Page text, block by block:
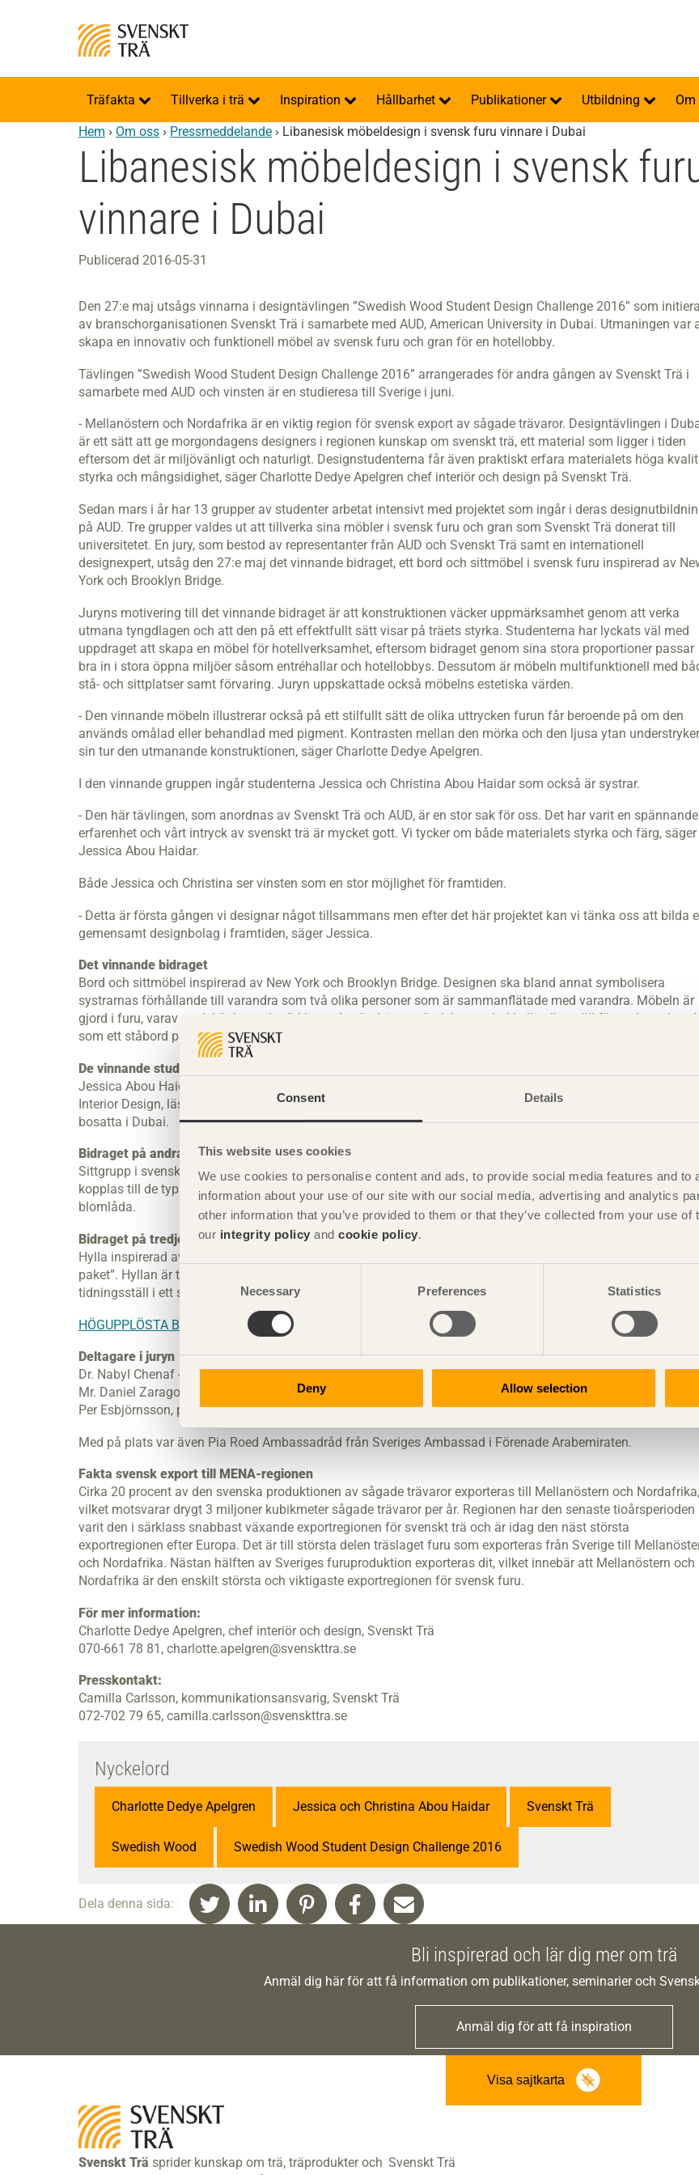
Consent Details
This website uses cookies
We use cookies to personalise content and ads, to provide social media features and to
information about your use of our site with our social media, advertising and analytics
other information that you’ve provided to them or that they’ve collected from your use
our integrity policy and cookie policy.
Consent
Selection
Necessary Preferences Statistics
Deny Allow selection
Träfakta Tillverka i trä Inspiration Hållbarhet Publikationer Utbildning
Hem › Om oss › Pressmeddelande › Libanesisk möbeldesign i svensk furu vinnare i Dubai
Libanesisk möbeldesign i svensk
vinnare i Dubai
Publicerad 2016-05-31
Den 27:e maj utsågs vinnarna i designtävlingen ”Swedish Wood Student Design Challenge 2016” som
av branschorganisationen Svenskt Trä i samarbete med AUD, American University in Dubai. Utmaningen var
skapa en innovativ och funktionell möbel av svensk furu och gran för en hotellobby.
Tävlingen ”Swedish Wood Student Design Challenge 2016” arrangerades för andra gången av Svenskt Trä i
samarbete med AUD och vinsten är en studieresa till Sverige i juni.
- Mellanöstern och Nordafrika är en viktig region för svensk export av sågade trävaror. Designtävlingen i
är ett sätt att ge morgondagens designers i regionen kunskap om svenskt trä, ett material som ligger i tiden
eftersom det är miljövänligt och naturligt. Designstudenterna får även praktiskt erfara materialets höga
styrka och mångsidighet, säger Charlotte Dedye Apelgren chef interiör och design på Svenskt Trä.
Sedan mars i år har 13 grupper av studenter arbetat intensivt med projektet som ingår i deras
på AUD. Tre grupper valdes ut att tillverka sina möbler i svensk furu och gran som Svenskt Trä donerat till
universitetet. En jury, som bestod av representanter från AUD och Svenskt Trä samt en internationell
designexpert, utsåg den 27:e maj det vinnande bidraget, ett bord och sittmöbel i svensk furu inspirerad av
York och Brooklyn Bridge.
Juryns motivering till det vinnande bidraget är att konstruktionen väcker uppmärksamhet genom att verka
utmana tyngdlagen och att den på ett effektfullt sätt visar på träets styrka. Studenterna har lyckats väl med
uppdraget att skapa en möbel för hotellverksamhet, eftersom bidraget genom sina stora proportioner passar
bra in i stora öppna miljöer såsom entréhallar och hotellobbys. Dessutom är möbeln multifunktionell med
stå- och sittplatser samt förvaring. Juryn uppskattade också möbelns estetiska värden.
- Den vinnande möbeln illustrerar också på ett stilfullt sätt de olika uttrycken furun får beroende på om den
används omålad eller behandlad med pigment. Kontrasten mellan den mörka och den ljusa ytan
sin tur den utmanande konstruktionen, säger Charlotte Dedye Apelgren.
I den vinnande gruppen ingår studenterna Jessica och Christina Abou Haidar som också är systrar.
- Den här tävlingen, som anordnas av Svenskt Trä och AUD, är en stor sak för oss. Det har varit en spännande
erfarenhet och vårt intryck av svenskt trä är mycket gott. Vi tycker om både materialets styrka och färg, säger
Jessica Abou Haidar.
Både Jessica och Christina ser vinsten som en stor möjlighet för framtiden.
- Detta är första gången vi designar något tillsammans men efter det här projektet kan vi tänka oss att bilda
gemensamt designbolag i framtiden, säger Jessica.
Det vinnande bidraget
Bord och sittmöbel inspirerad av New York och Brooklyn Bridge. Designen ska bland annat symbolisera
systrarnas förhållande till varandra som två olika personer som är sammanflätade med varandra. Möbeln är
gjord i furu, varav en del är betsad mörkbrun. Användningen är dels som bokhylla eller ställ för andra saker,
som ett ståbord på enda sidan och en sittmöbel på andra.
De vinnande studenterna
Jessica Abou Haidar studerar till arkitekt och läser en kurs i möbeldesign. Christina Abou Haidar studerar
Interior Design, läser kursen i möbeldesign och ”Hospitality Design”. Båda har libanesiskt medborgarskap och
bosatta i Dubai.
Bidraget på andra plats
Sittgrupp i svensk furu och gran inspirerad av London. Kompletterande material: stålram i svart färg som ska
kopplas till de typiska svarta staketen och grindarna i Notinghill. Den lådformade sektionen används som
blomlåda.
Bidraget på tredje plats
Hylla inspirerad av Liberty Tower i Tehran, kan monteras utan lim eller spik och kan plockas ned till ett ”platt
paket”. Hyllan är tänkt att användas som bokhylla i en lobby, som en rumsavdelare eller handduks- och
tidningsställ i ett spa. Hyllan kan dessutom roteras och stå stadigt på alla sidor. Byggd i svensk gran.
HÖGUPPLÖSTA BILDER
Deltagare i juryn
Dr. Nabyl Chenaf - Dean, School of Architecture Arts and Design, AUD
Mr. Daniel Zaragoza – President, Escuelas Nacionales de Interiorismo y Diseño Asociadas en México
Per Esbjörnsson, projektkoordinator interiör och design, Svenskt Trä
Med på plats var även Pia Roed Ambassadråd från Sveriges Ambassad i Förenade Arabemiraten.
Fakta svensk export till MENA-regionen
Cirka 20 procent av den svenska produktionen av sågade trävaror exporteras till Mellanöstern och Nordafrika,
vilket motsvarar drygt 3 miljoner kubikmeter sågade trävaror per år. Regionen har den senaste tioårsperioden
varit den i särklass snabbast växande exportregionen för svenskt trä och är idag den näst största
exportregionen efter Europa. Det är till största delen träslaget furu som exporteras från Sverige till
och Nordafrika. Nästan hälften av Sveriges furuproduktion exporteras dit, vilket innebär att Mellanöstern och
Nordafrika är den enskilt största och viktigaste exportregionen för svensk furu.
För mer information:
Charlotte Dedye Apelgren, chef interiör och design, Svenskt Trä
070-661 78 81, charlotte.apelgren@svenskttra.se
Presskontakt:
Camilla Carlsson, kommunikationsansvarig, Svenskt Trä
072-702 79 65, camilla.carlsson@svenskttra.se
Nyckelord
Charlotte Dedye Apelgren Jessica och Christina Abou Haidar Svenskt Trä
Swedish Wood Swedish Wood Student Design Challenge 2016
Dela denna sida:
Bli inspirerad och lär dig mer om trä
Anmäl dig här för att få information om publikationer, seminarier och
Anmäl dig för att få inspiration
Visa sajtkarta
Svenskt Trä sprider kunskap om trä, träprodukter och Svenskt Trä